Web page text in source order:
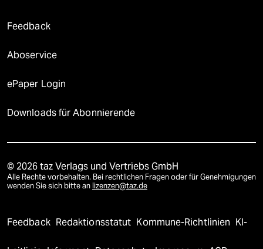
Feedback
Aboservice
ePaper Login
Downloads für Abonnierende
© 2026 taz Verlags und Vertriebs GmbH
Alle Rechte vorbehalten. Bei rechtlichen Fragen oder für Genehmigungen
wenden Sie sich bitte an lizenzen@taz.de
Feedback Redaktionsstatut Kommune-Richtlinien KI-